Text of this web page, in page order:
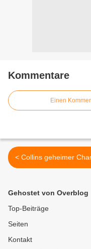
Kommentare
Einen
< Collins geheimer
Gehostet von Overblog
Top-Beiträge
Seiten
Kontakt